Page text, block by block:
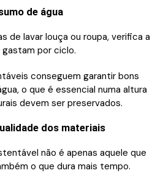
de água
de lavar louça ou roupa, verifica a
por ciclo.
conseguem garantir bons
o que é essencial numa altura
devem ser preservados.
dos materiais
não é apenas aquele que
o que dura mais tempo.